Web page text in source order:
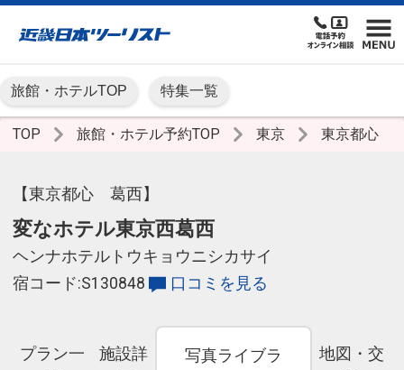
旅館・ホテルTOP 特集一覧
TOP 旅館・ホテル予約TOP 東京 東京都心
【東京都心 葛西】
変なホテル東京西葛西
ヘンナホテルトウキョウニシカサイ
宿コード:S130848
口コミを見る
プラン一
施設詳
写真ライブラ
地図・交